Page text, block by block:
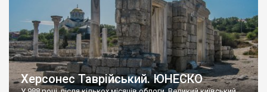
Херсонес Таврійський. ЮНЕСКО